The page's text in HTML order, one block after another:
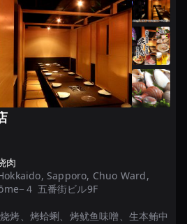
肉
Sapporo, Chuo Ward,
４ 五番街ビル9F
烤、烤蛤蜊、烤鱿鱼味噌、生本鲔中